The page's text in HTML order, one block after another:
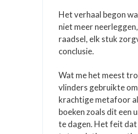
Het verhaal begon
niet meer
raadsel, elk stuk
conclusie.
Wat me het meest
vlinders gebruikte
krachtige metafoor
boeken zoals dit een
te dagen. Het feit